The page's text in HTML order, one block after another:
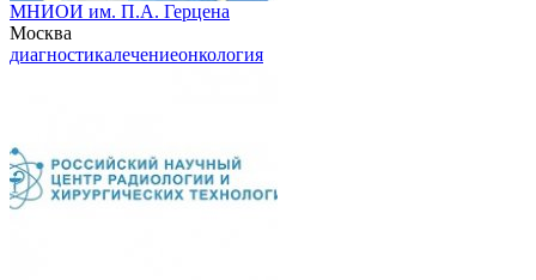
МНИОИ им. П.А. Герцена
Москва
диагностикалечениеонкология